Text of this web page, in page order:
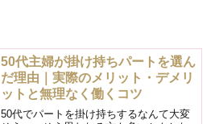
50代主婦が掛け持ちパートを選ん
だ理由｜実際のメリット・デメリ
ットと無理なく働くコツ
50代でパートを掛け持ちするなんて大変